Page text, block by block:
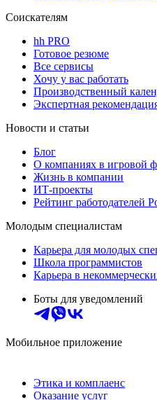
Соискателям
hh PRO
Готовое резюме
Все сервисы
Хочу у вас работать
Производственный
Экспертная
Новости и статьи
Блог
О компаниях в игровой
Жизнь в компании
ИТ-проекты
Рейтинг работодателей
Молодым специалистам
Карьера для молодых
Школа программистов
Карьера в
Боты для уведомлений
Мобильное приложение
Этика и комплаенс
Оказание услуг